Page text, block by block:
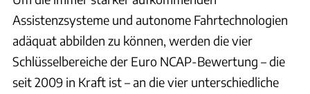
Assistenzsysteme und autonome Fahrtechnologien
adäquat abbilden zu können, werden die vier
Schlüsselbereiche der Euro NCAP-Bewertung – die
seit 2009 in Kraft ist – an die vier unterschiedliche